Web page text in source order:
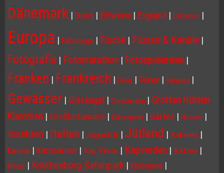
Dänemark | Dünen | Eiffelturm | England | Erdbeben |
Europa | Fahrzeuge | Fische | Flüsse & Kanäle |
Fotografie | Fotomarathon | Fotospielereien |
Franken | Frankreich | Friaul | Fünen | Gemona |
Gewässer | Glaskugel | Graubünden | Grotten Höhlen
Klammen | Großbritannien | Gänsegeier | Gärten | Hessen |
Insekten | Italien | Jugendstil | Jütland | Kakteen |
Kamele | Kampanien | Kap Verde | Kapverden | Katzen |
Kinder | Knuthenborg Safaripark | Kolonnade |